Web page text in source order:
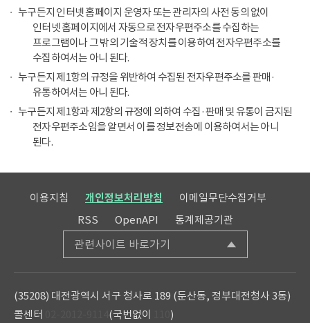
누구든지 인터넷 홈페이지 운영자 또는 관리자의 사전 동의 없이
인터넷 홈페이지에서 자동으로 전자우편주소를 수집하는
프로그램이나 그 밖의 기술적 장치를 이용하여 전자우편주소를
수집하여서는 아니 된다.
누구든지 제1항의 규정을 위반하여 수집된 전자우편주소를 판매·
유통하여서는 아니 된다.
누구든지 제1항과 제2항의 규정에 의하여 수집·판매 및 유통이 금지된
전자우편주소임을 알면서 이를 정보전송에 이용하여서는 아니
된다.
이용지침 개인정보처리방침
이메일무단수집거부
RSS
OpenAPI 통계제공기관
관련사이트 바로가기
(35208) 대전광역시 서구 청사로 189 (둔산동, 정부대전청사 3동)
콜센터
(국번없이 )